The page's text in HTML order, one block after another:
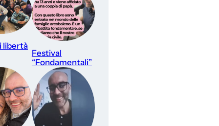
libertà
Festival
“Fondamentali”